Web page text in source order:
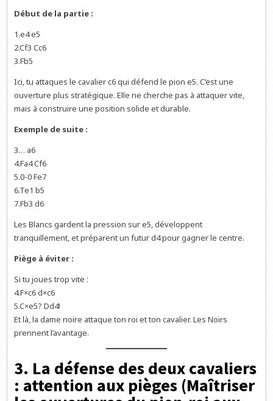
Début de la partie :
1.e4 e5
2.Cf3 Cc6
3.Fb5
Ici, tu attaques le cavalier c6 qui défend le pion e5. C’est une
ouverture plus stratégique. Elle ne cherche pas à attaquer vite,
mais à construire une position solide et durable.
Exemple de suite :
3… a6
4.Fa4 Cf6
5.0-0 Fe7
6.Te1 b5
7.Fb3 d6
Les Blancs gardent la pression sur e5, développent
tranquillement, et préparent un futur d4 pour gagner le centre.
Piège à éviter :
Si tu joues trop vite :
4.F×c6 d×c6
5.C×e5? Dd4!
Et là, la dame noire attaque ton roi et ton cavalier. Les Noirs
prennent l’avantage.
3. La défense des deux cavaliers
: attention aux pièges (Maîtriser